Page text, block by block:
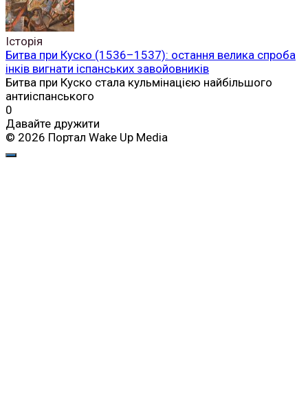
Історія
Битва при Куско (1536–1537): остання велика спроба
інків вигнати іспанських завойовників
Битва при Куско стала кульмінацією найбільшого
антиіспанського
0
Давайте дружити
© 2026 Портал Wake Up Media